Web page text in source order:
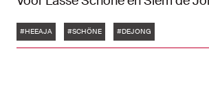
bezoek aan Friesland waar de twee
Ajacieden terugblikken op hun
Tags
#HEEAJA #SCHÖNE #DEJONG